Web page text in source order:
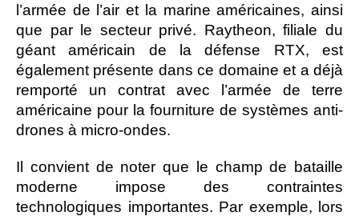
l’armée de l’air et la marine américaines, ainsi
que par le secteur privé. Raytheon, filiale du
géant américain de la défense RTX, est
également présente dans ce domaine et a déjà
remporté un contrat avec l’armée de terre
américaine pour la fourniture de systèmes anti-
drones à micro-ondes.
Il convient de noter que le champ de bataille
moderne impose des contraintes
technologiques importantes. Par exemple, lors